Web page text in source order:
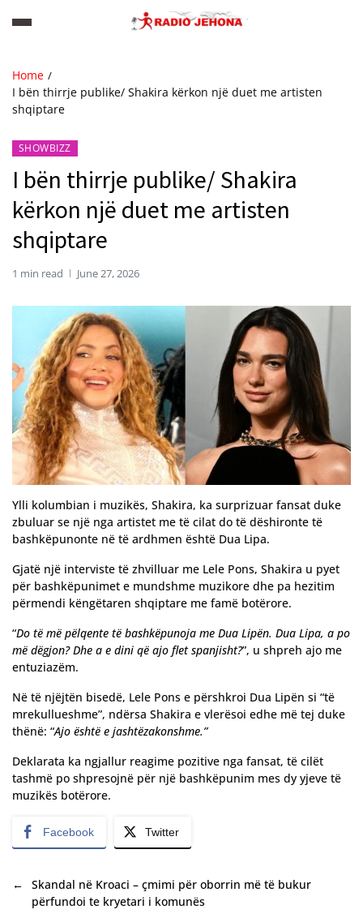
Home
I bën thirrje publike/ Shakira kërkon një duet me artisten
shqiptare
SHOWBIZZ
I bën thirrje publike/ Shakira
kërkon një duet me artisten
shqiptare
1 min read June 27, 2026
Ylli kolumbian i muzikës, Shakira, ka surprizuar fansat duke
zbuluar se një nga artistet me të cilat do të dëshironte të
bashkëpunonte në të ardhmen është Dua Lipa.
Gjatë një interviste të zhvilluar me Lele Pons, Shakira u pyet
për bashkëpunimet e mundshme muzikore dhe pa hezitim
përmendi këngëtaren shqiptare me famë botërore.
“Do të më pëlqente të bashkëpunoja me Dua Lipën. Dua Lipa, a po
më dëgjon? Dhe a e dini që ajo flet spanjisht?”, u shpreh ajo me
entuziazëm.
Në të njëjtën bisedë, Lele Pons e përshkroi Dua Lipën si “të
mrekullueshme”, ndërsa Shakira e vlerësoi edhe më tej duke
thënë: “Ajo është e jashtëzakonshme.”
Deklarata ka ngjallur reagime pozitive nga fansat, të cilët
tashmë po shpresojnë për një bashkëpunim mes dy yjeve të
muzikës botërore.
Facebook Twitter
←
Skandal në Kroaci – çmimi për oborrin më të bukur
përfundoi te kryetari i komunës